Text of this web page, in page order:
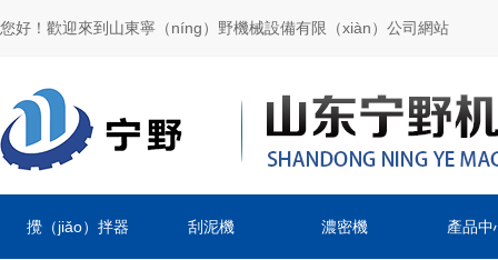
您好！歡迎來到山東寧（níng）野機械設備有限（xiàn）公司網站
攪（jiǎo）拌器 刮泥機 濃密機 產品中